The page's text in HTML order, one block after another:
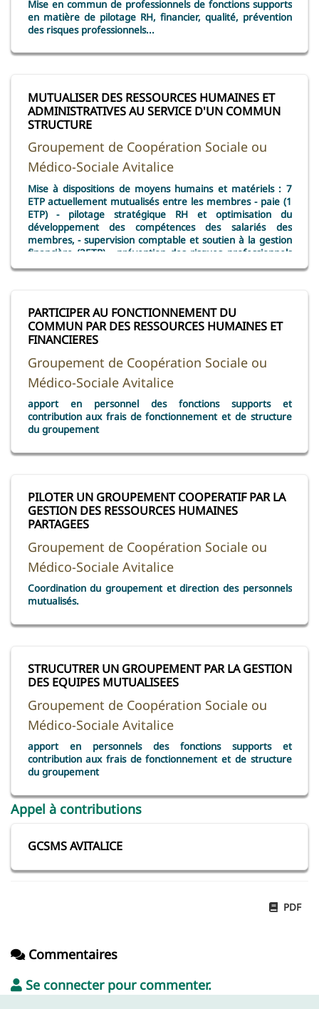
Mise en commun de professionnels de fonctions supports
en matière de pilotage RH, financier, qualité, prévention
des risques professionnels...
MUTUALISER DES RESSOURCES HUMAINES ET
ADMINISTRATIVES AU SERVICE D'UN COMMUN
STRUCTURE
Groupement de Coopération Sociale ou
Médico-Sociale Avitalice
Mise à dispositions de moyens humains et matériels : 7
ETP actuellement mutualisés entre les membres - paie (1
ETP) - pilotage stratégique RH et optimisation du
développement des compétences des salariés des
membres, - supervision comptable et soutien à la gestion
financière (2ETP) - prévention des risques professionnels
et démarche qualité
PARTICIPER AU FONCTIONNEMENT DU
COMMUN PAR DES RESSOURCES HUMAINES ET
FINANCIERES
Groupement de Coopération Sociale ou
Médico-Sociale Avitalice
apport en personnel des fonctions supports et
contribution aux frais de fonctionnement et de structure
du groupement
PILOTER UN GROUPEMENT COOPERATIF PAR LA
GESTION DES RESSOURCES HUMAINES
PARTAGEES
Groupement de Coopération Sociale ou
Médico-Sociale Avitalice
Coordination du groupement et direction des personnels
mutualisés.
STRUCUTRER UN GROUPEMENT PAR LA GESTION
DES EQUIPES MUTUALISEES
Groupement de Coopération Sociale ou
Médico-Sociale Avitalice
apport en personnels des fonctions supports et
contribution aux frais de fonctionnement et de structure
du groupement
Appel à contributions
GCSMS AVITALICE
PDF
Commentaires
Se connecter pour commenter.